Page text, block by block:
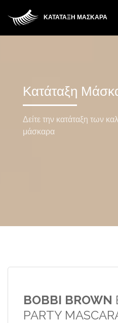
ΚΑΤΆΤΑΞΗ ΜΆΣΚΑΡΑ
Κατάταξη
Δείτε την κατάταξη των
μάσκαρα
BOBBI BROWN
PARTY